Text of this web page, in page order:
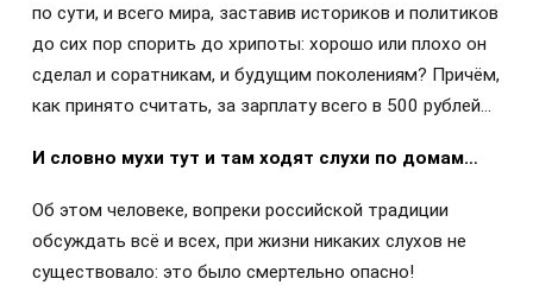
по сути, и всего мира, заставив историков и политиков
до сих пор спорить до хрипоты: хорошо или плохо он
сделал и соратникам, и будущим поколениям? Причём,
как принято считать, за зарплату всего в 500 рублей…
И словно мухи тут и там ходят слухи по домам…
Об этом человеке, вопреки российской традиции
обсуждать всё и всех, при жизни никаких слухов не
существовало: это было смертельно опасно!